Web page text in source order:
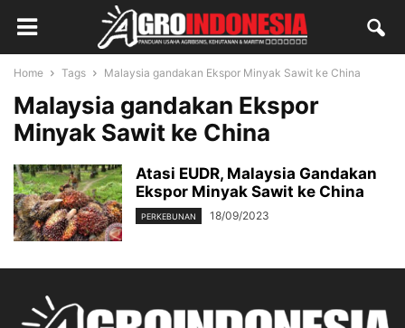
Home Tags Malaysia gandakan Ekspor Minyak Sawit ke China
Malaysia gandakan Ekspor
Minyak Sawit ke China
Atasi EUDR, Malaysia Gandakan
Ekspor Minyak Sawit ke China
PERKEBUNAN 18/09/2023